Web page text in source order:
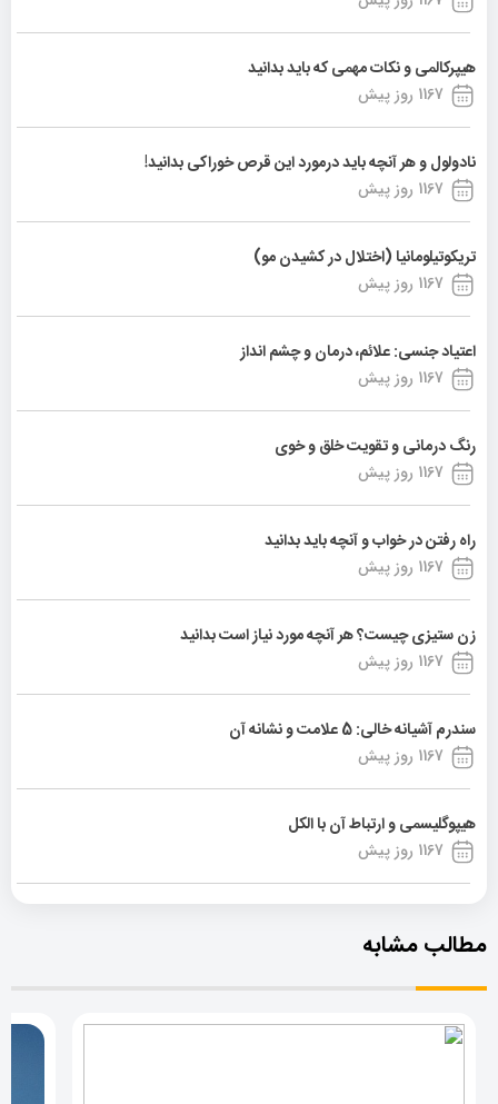
هیپرکالمی و نکات مهمی که باید بدانید
1167 روز پیش
نادولول و هر آنچه باید درمورد این قرص خوراکی بدانید!
1167 روز پیش
تریکوتیلومانیا (اختلال در کشیدن مو)
1167 روز پیش
اعتیاد جنسی: علائم، درمان و چشم انداز
1167 روز پیش
رنگ درمانی و تقویت خلق و خوی
1167 روز پیش
راه رفتن در خواب و آنچه باید بدانید
1167 روز پیش
زن ستیزی چیست؟ هر آنچه مورد نیاز است بدانید
1167 روز پیش
سندرم آشیانه خالی: 5 علامت و نشانه آن
1167 روز پیش
هیپوگلیسمی و ارتباط آن با الکل
1167 روز پیش
مطالب مشابه